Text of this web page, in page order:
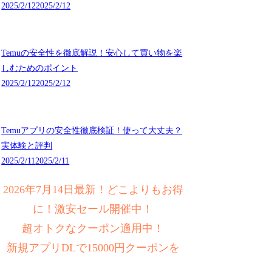
2025/2/122025/2/12
Temuの安全性を徹底解説！安心して買い物を楽
しむためのポイント
2025/2/122025/2/12
Temuアプリの安全性徹底検証！使って大丈夫？
実体験と評判
2025/2/11 2025/2/11
2026年7月14日最新！どこよりもお得
に！激安セール開催中！
超オトクなクーポン適用中！
新規アプリDLで15000円クーポンを